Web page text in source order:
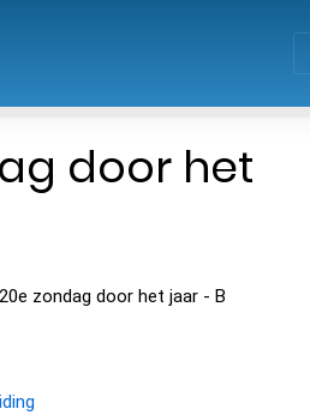
door het
zondag door het jaar - B